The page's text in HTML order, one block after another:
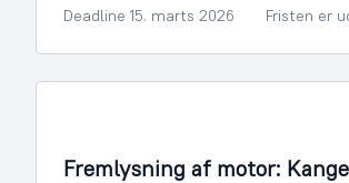
Deadline 15. marts 2026 Fristen er
Fremlysning af motor: